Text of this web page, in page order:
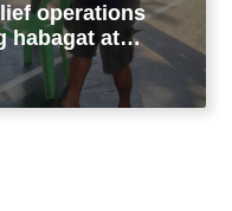
operations
habagat at